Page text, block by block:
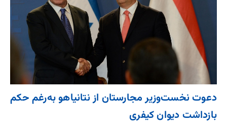
دعوت نخست‌وزیر مجارستان از نتانیاهو به‌رغم حکم
بازداشت دیوان کیفری